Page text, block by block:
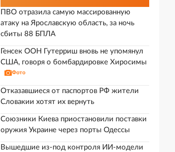
ПВО отразила самую массированную
атаку на Ярославскую область, за ночь
сбиты 88 БПЛА
Генсек ООН Гутерриш вновь не упомянул
США, говоря о бомбардировке Хиросимы
Фото
Отказавшиеся от паспортов РФ жители
Словакии хотят их вернуть
Союзники Киева приостановили поставки
оружия Украине через порты Одессы
Вышедшие из-под контроля ИИ-модели